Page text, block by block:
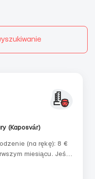
(Kaposvár)
(na rękę): 8 €
miesiącu. Jeśli